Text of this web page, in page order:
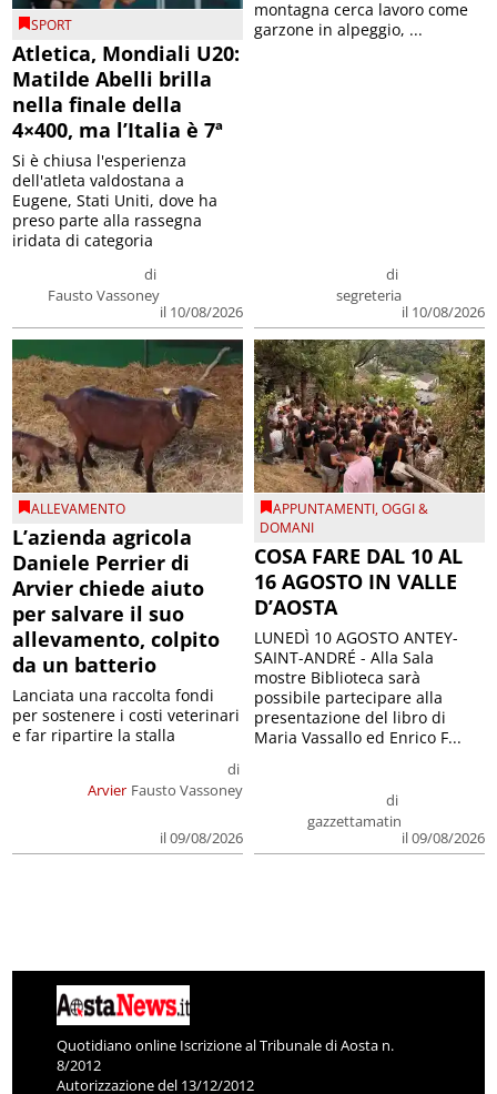
SPORT
Atletica, Mondiali U20:
Matilde Abelli brilla
nella finale della
4×400, ma l’Italia è 7ª
di
Fausto Vassoney
il 10/08/2026
Si è chiusa l'esperienza
dell'atleta valdostana a
Eugene, Stati Uniti, dove ha
preso parte alla rassegna
iridata di categoria
di
segreteria
il 10/08/2026
montagna cerca lavoro come
garzone in alpeggio, ...
ALLEVAMENTO
L’azienda agricola
Daniele Perrier di
Arvier chiede aiuto
per salvare il suo
allevamento, colpito
da un batterio
Arvier
di
Fausto Vassoney
il 09/08/2026
Lanciata una raccolta fondi
per sostenere i costi veterinari
e far ripartire la stalla
APPUNTAMENTI,OGGI &
DOMANI
COSA FARE DAL 10 AL
16 AGOSTO IN VALLE
D’AOSTA
di
gazzettamatin
il 09/08/2026
LUNEDÌ 10 AGOSTO ANTEY-
SAINT-ANDRÉ - Alla Sala
mostre Biblioteca sarà
possibile partecipare alla
presentazione del libro di
Maria Vassallo ed Enrico F...
Quotidiano online Iscrizione al Tribunale di Aosta n.
8/2012
Autorizzazione del 13/12/2012